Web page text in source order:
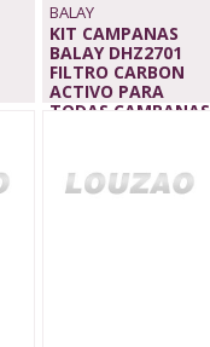
BALAY
KIT CAMPANAS
BALAY DHZ2701
FILTRO CARBON
ACTIVO PARA
TODAS CAMPANAS